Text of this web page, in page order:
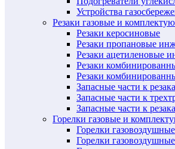
Устройства
Резаки газовые и
Резаки керосиновые
Резаки пропановые
Резаки ацетиленовые
Резаки
Резаки
Запасные части к
Запасные части к
Запасные части к
Горелки газовые и
Горелки газовоздушные
Горелки